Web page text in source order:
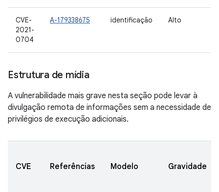
CVE-
2021-
0704
A-179338675 identificação Alto
Estrutura de mídia
A vulnerabilidade mais grave nesta seção pode levar à
divulgação remota de informações sem a necessidade de
privilégios de execução adicionais.
CVE Referências Modelo Gravidade